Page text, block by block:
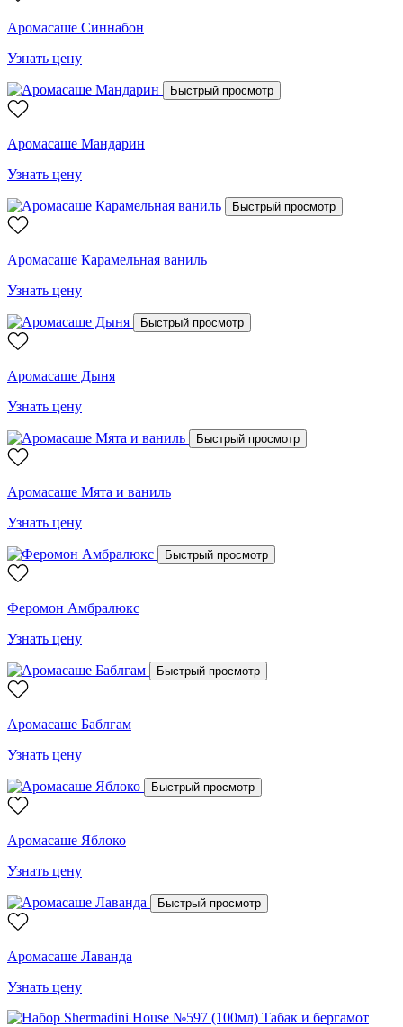
Аромасаше Синнабон
Узнать цену
Быстрый просмотр
Аромасаше Мандарин
Узнать цену
Быстрый просмотр
Аромасаше Карамельная ваниль
Узнать цену
Быстрый просмотр
Аромасаше Дыня
Узнать цену
Быстрый просмотр
Аромасаше Мята и ваниль
Узнать цену
Быстрый просмотр
Феромон Амбралюкс
Узнать цену
Быстрый просмотр
Аромасаше Баблгам
Узнать цену
Быстрый просмотр
Аромасаше Яблоко
Узнать цену
Быстрый просмотр
Аромасаше Лаванда
Узнать цену